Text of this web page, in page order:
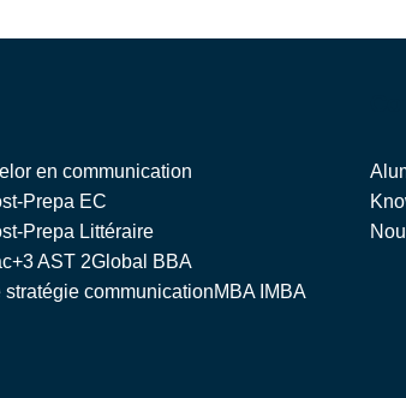
en communication
Prepa EC
Prepa Littéraire
AST 2Global BBA
communicationMBA IMBA